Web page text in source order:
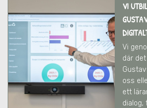
VI
Vi
där
oss
ett
dialog,